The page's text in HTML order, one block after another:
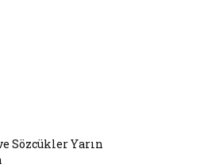
Sözcükler Yarın